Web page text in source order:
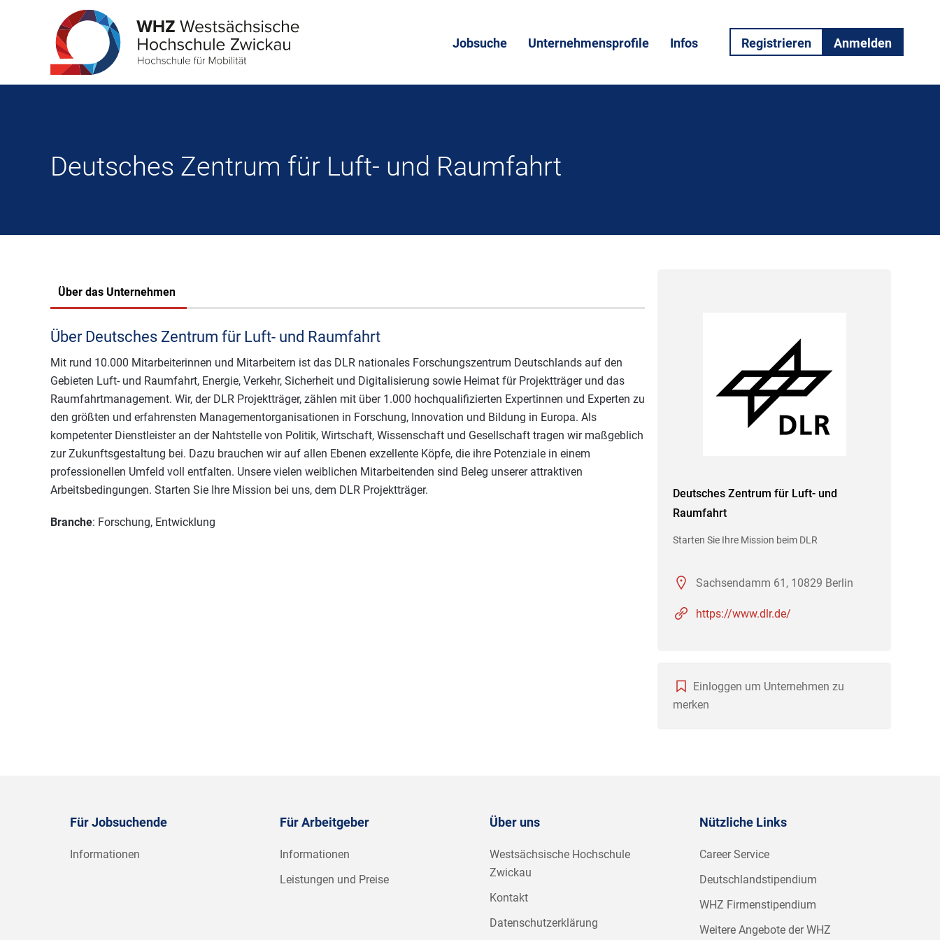
Jobsuche Unternehmensprofile Infos Registrieren Anmelden
Deutsches Zentrum für Luft- und Raumfahrt
Über das Unternehmen
Über Deutsches Zentrum für Luft- und Raumfahrt
Mit rund 10.000 Mitarbeiterinnen und Mitarbeitern ist das DLR nationales Forschungszentrum Deutschlands auf den
Gebieten Luft- und Raumfahrt, Energie, Verkehr, Sicherheit und Digitalisierung sowie Heimat für Projektträger und das
Raumfahrtmanagement. Wir, der DLR Projektträger, zählen mit über 1.000 hochqualifizierten Expertinnen und Experten zu
den größten und erfahrensten Managementorganisationen in Forschung, Innovation und Bildung in Europa. Als
kompetenter Dienstleister an der Nahtstelle von Politik, Wirtschaft, Wissenschaft und Gesellschaft tragen wir maßgeblich
zur Zukunftsgestaltung bei. Dazu brauchen wir auf allen Ebenen exzellente Köpfe, die ihre Potenziale in einem
professionellen Umfeld voll entfalten. Unsere vielen weiblichen Mitarbeitenden sind Beleg unserer attraktiven
Arbeitsbedingungen. Starten Sie Ihre Mission bei uns, dem DLR Projektträger.
Branche: Forschung, Entwicklung
Deutsches Zentrum für Luft- und
Raumfahrt
Starten Sie Ihre Mission beim DLR
Sachsendamm 61, 10829 Berlin
https://www.dlr.de/
Einloggen um Unternehmen zu
merken
Für Jobsuchende
Informationen
Für Arbeitgeber
Informationen
Leistungen und Preise
Über uns
Westsächsische Hochschule
Zwickau
Kontakt
Datenschutzerklärung
Nützliche Links
Career Service
Deutschlandstipendium
WHZ Firmenstipendium
Weitere Angebote der WHZ